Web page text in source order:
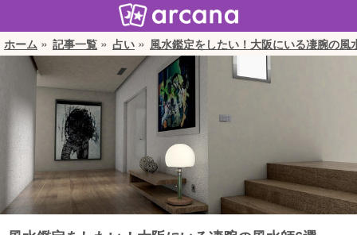
ホーム 記事一覧 占い 風水鑑定をしたい！大阪にいる凄腕の風